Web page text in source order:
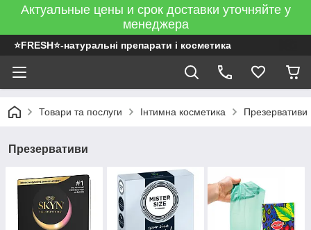
Актуальные цены и срок доставки уточняйте у
менеджера
⭐FRESH⭐-натуральні препарати і косметика
Товари та послуги Інтимна косметика Презервативи
Презервативи